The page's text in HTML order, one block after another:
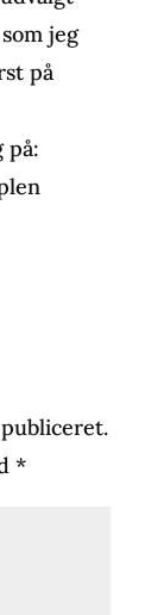
jeg
på
på:
*